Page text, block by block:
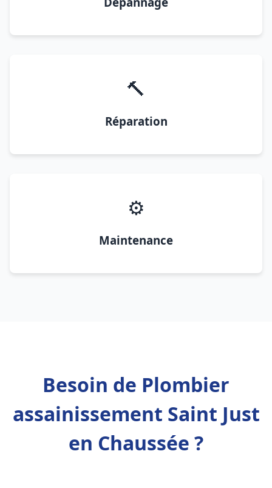
🔨
Réparation
⚙️
Maintenance
Besoin de Plombier
assainissement Saint Just
en Chaussée ?